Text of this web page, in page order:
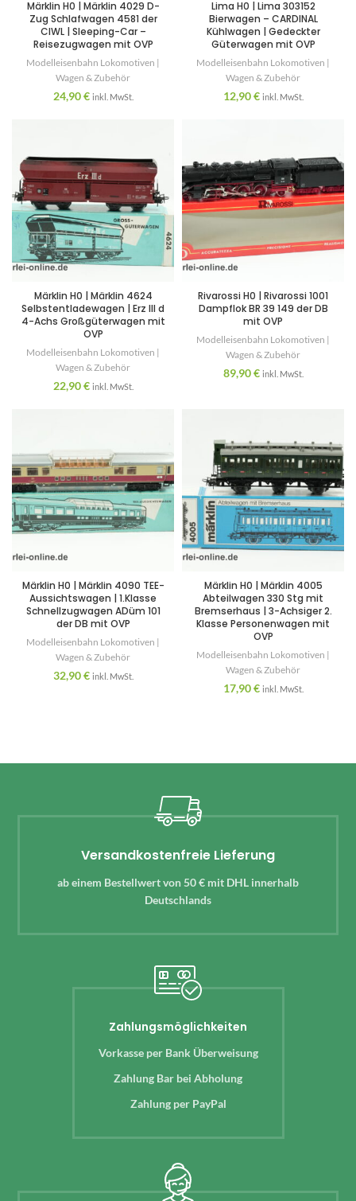
Märklin H0 | Märklin 4029 D-
Zug Schlafwagen 4581 der
CIWL | Sleeping-Car –
Reisezugwagen mit OVP
Modelleisenbahn Lokomotiven |
Wagen & Zubehör
24,90€ inkl. MwSt.
Lima H0 | Lima 303152
Bierwagen – CARDINAL
Kühlwagen | Gedeckter
Güterwagen mit OVP
Modelleisenbahn Lokomotiven |
Wagen & Zubehör
12,90€ inkl. MwSt.
Märklin H0 | Märklin 4624
Selbstentladewagen | Erz III d
4-Achs Großgüterwagen mit
OVP
Modelleisenbahn Lokomotiven |
Wagen & Zubehör
22,90€ inkl. MwSt.
Rivarossi H0 | Rivarossi 1001
Dampflok BR 39 149 der DB
mit OVP
Modelleisenbahn Lokomotiven |
Wagen & Zubehör
89,90€ inkl. MwSt.
Märklin H0 | Märklin 4090 TEE-
Aussichtswagen | 1.Klasse
Schnellzugwagen ADüm 101
der DB mit OVP
Modelleisenbahn Lokomotiven |
Wagen & Zubehör
32,90€ inkl. MwSt.
Märklin H0 | Märklin 4005
Abteilwagen 330 Stg mit
Bremserhaus | 3-Achsiger 2.
Klasse Personenwagen mit
OVP
Modelleisenbahn Lokomotiven |
Wagen & Zubehör
17,90€ inkl. MwSt.
Versandkostenfreie Lieferung
ab einem Bestellwert von 50 € mit DHL innerhalb
Deutschlands
Zahlungsmöglichkeiten
Vorkasse per Bank Überweisung
Zahlung Bar bei Abholung
Zahlung per PayPal